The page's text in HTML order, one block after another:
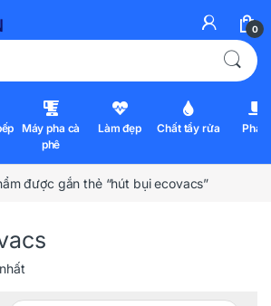
0
Máy pha cà
phê
Làm đẹp Chất tẩy rửa Pha
được gắn thẻ “hút bụi ecovacs”